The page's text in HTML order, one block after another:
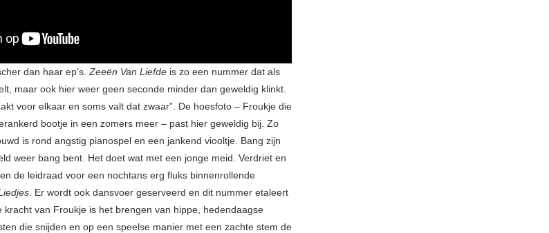
dan haar ep’s. Zeeën Van Liefde is zo een nummer dat als
maar ook hier weer geen seconde minder dan geweldig klinkt.
voor elkaar en soms valt dat zwaar”. De hoesfoto – Froukje die
bootje in een zomers meer – past hier geweldig bij. Zo
is rond angstig pianospel en een jankend viooltje. Bang zijn
weer bang bent. Het doet wat met een jonge meid. Verdriet en
de leidraad voor een nochtans erg fluks binnenrollende
. Er wordt ook dansvoer geserveerd en dit nummer etaleert
kracht van Froukje is het brengen van hippe, hedendaagse
die snijden en op een speelse manier met een zachte stem de